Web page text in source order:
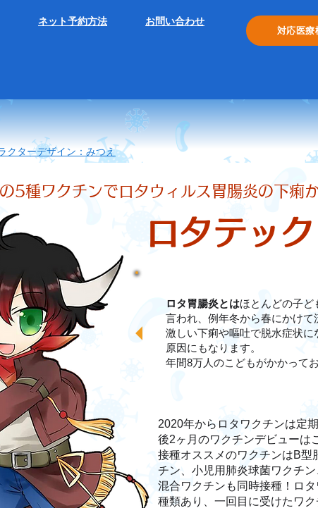
ネット予約方法​ お問い合わせ​
対応医療
クターデザイン：みつえ
5種ワクチンでロタウィルス胃腸炎の下痢
ロタテック
ロタ胃腸炎とはほとんどの子ど
言われ、例年冬から春にかけて
激しい下痢や嘔吐で脱水症状
原因にもなります。
年間8万人のこどもがかかって
2020年からロタワクチンは定
後2ヶ月のワクチンデビューは
接種オススメのワクチンはB型
チン、小児用肺炎球菌ワクチ
混合ワクチンも同時接種！ロ
種類あり、一回目に受けたワ